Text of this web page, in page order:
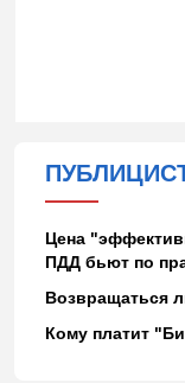
Цена
ПДД бьют по
Возвращаться
Кому платит